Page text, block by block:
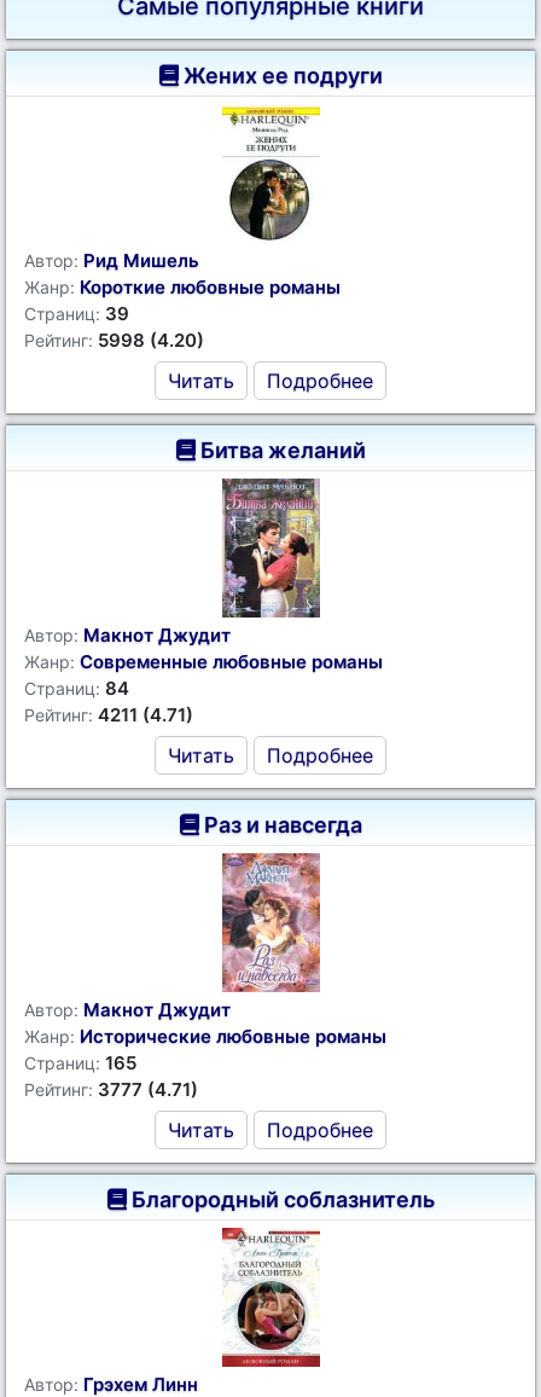
Самые популярные книги
Жених ее подруги
Автор: Рид Мишель
Жанр: Короткие любовные романы
Страниц: 39
Рейтинг: 5998 (4.20)
Читать Подробнее
Битва желаний
Автор: Макнот Джудит
Жанр: Современные любовные романы
Страниц: 84
Рейтинг: 4211 (4.71)
Читать Подробнее
Раз и навсегда
Автор: Макнот Джудит
Жанр: Исторические любовные романы
Страниц: 165
Рейтинг: 3777 (4.71)
Читать Подробнее
Благородный соблазнитель
Автор: Грэхем Линн